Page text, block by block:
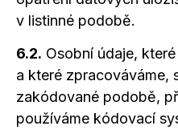
v listinné podobě.
6.2. Osobní údaje,
a které zpracováváme,
zakódované podobě,
používáme kódovací